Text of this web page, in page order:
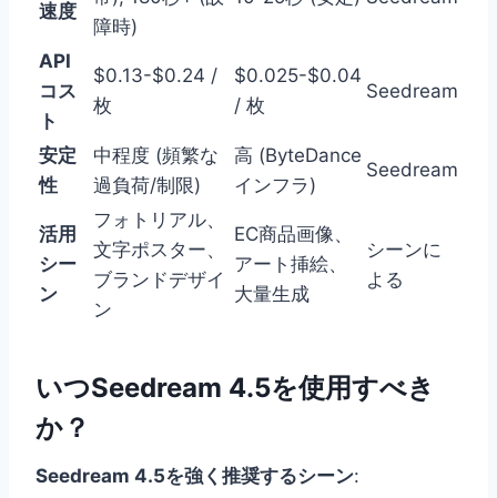
速度
障時)
API
コス
ト
$0.13-$0.24 /
枚
$0.025-$0.04
/ 枚
Seedream
安定
性
中程度 (頻繁な
過負荷/制限)
高 (ByteDance
インフラ)
Seedream
活用
シー
ン
フォトリアル、
文字ポスター、
ブランドデザイ
ン
EC商品画像、
アート挿絵、
大量生成
シーンに
よる
いつSeedream 4.5を使用すべき
か？
Seedream 4.5を強く推奨するシーン: